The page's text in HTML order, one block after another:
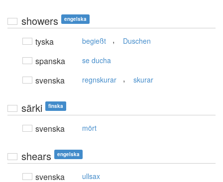
showers engelska
tyska begießt , Duschen
spanska se ducha
svenska regnskurar , skurar
särki finska
svenska mört
shears engelska
svenska ullsax